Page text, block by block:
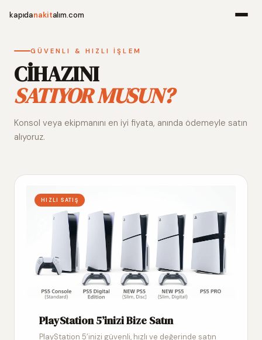
kapıdanakitalım.com
Alım
GÜVENLI & HIZLI İŞLEM
CİHAZINI
SATIYOR MUSUN?
Konsol veya ekipmanını en iyi fiyata, anında ödemeyle satın
alıyoruz.
HIZLI SATIŞ
PlayStation 5’inizi Bize Satın
PlayStation 5’inizi güvenli, hızlı ve değerinde satın